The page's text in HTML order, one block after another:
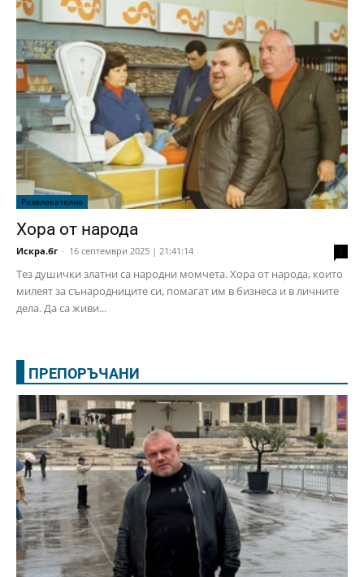
Развлекателно
Хора от народа
Искра.бг - 16 септември 2025 | 21:41:14
Тез душички златни са народни момчета. Хора от народа, които
милеят за сънародниците си, помагат им в бизнеса и в личните
дела. Да са живи...
ПРЕПОРЪЧАНИ